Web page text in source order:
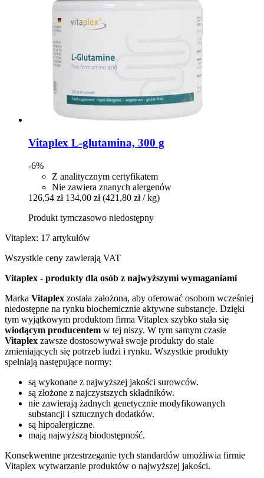
Vitaplex L-​glutamina, 300 g
-6%
Z analitycznym certyfikatem
Nie zawiera znanych alergenów
126,54 zł 134,00 zł (421,80 zł / kg)
Produkt tymczasowo niedostępny
Vitaplex: 17 artykułów
Wszystkie ceny zawierają VAT
Vitaplex - produkty dla osób z najwyższymi wymaganiami
Marka Vitaplex została założona, aby oferować osobom wcześniej
niedostępne na rynku biochemicznie aktywne substancje. Dzięki
tym wyjątkowym produktom firma Vitaplex szybko stała się
wiodącym producentem w tej niszy. W tym samym czasie
Vitaplex zawsze dostosowywał swoje produkty do stale
zmieniających się potrzeb ludzi i rynku. Wszystkie produkty
spełniają następujące normy:
są wykonane z najwyższej jakości surowców.
są złożone z najczystszych składników.
nie zawierają żadnych genetycznie modyfikowanych
substancji i sztucznych dodatków.
są hipoalergiczne.
mają najwyższą biodostępność.
Konsekwentne przestrzeganie tych standardów umożliwia firmie
Vitaplex wytwarzanie produktów o najwyższej jakości.